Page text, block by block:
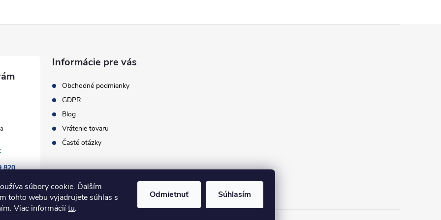
súbory cookie. Ďalším
tohto webu vyjadrujete súhlas s
Viac informáciítu.
Odmietnuť Súhlasím
820
Informácie pre vás
Obchodné podmienky
GDPR
Blog
Vrátenie tovaru
Časté otázky